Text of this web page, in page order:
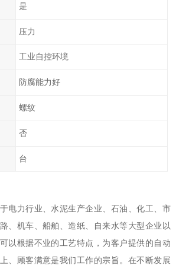
是
压力
工业自控环境
防腐能力好
螺纹
否
台
电力行业、水泥生产企业、石油、化工、市
、机车、船舶、造纸、自来水等大型企业以
以根据不业的工艺特点，为客户提供的自动
、顾客满意是我们工作的宗旨。在不断发展